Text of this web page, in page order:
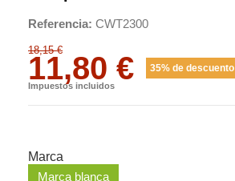
Referencia CWT2300
18,15 €
11,80 € 35% de descuento
Impuestos incluidos
Marca
Marca blanca